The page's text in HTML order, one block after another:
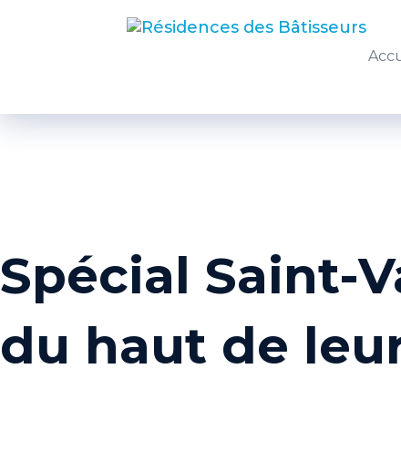
Spécial Saint-
du haut de